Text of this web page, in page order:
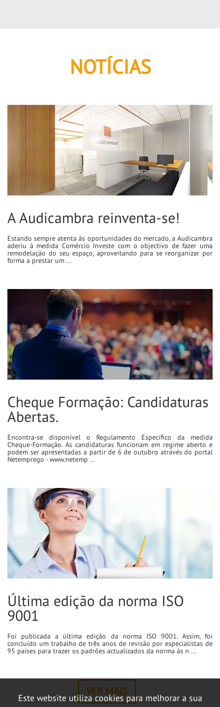
Este website utiliza cookies para melhorar a sua
NOTÍCIAS
A Audicambra reinventa-se!
Estando sempre atenta às oportunidades do mercado, a Audicambra
aderiu à medida Comércio Investe com o objectivo de fazer uma
remodelação do seu espaço, aproveitando para se reorganizar por
forma a prestar um ...
Cheque Formação: Candidaturas
Abertas.
Encontra-se disponível o Regulamento Especí­fico da medida
Cheque-Formação. As candidaturas funcionam em regime aberto e
podem ser apresentadas a partir de 6 de outubro através do portal
Netemprego - www.netemp ...
Última edição da norma ISO
9001
Foi publicada a última edição da norma ISO 9001. Assim, foi
concluído um trabalho de três anos de revisão por especialistas de
95 países para trazer os padrões actualizados da norma às n ...
VER MAIS